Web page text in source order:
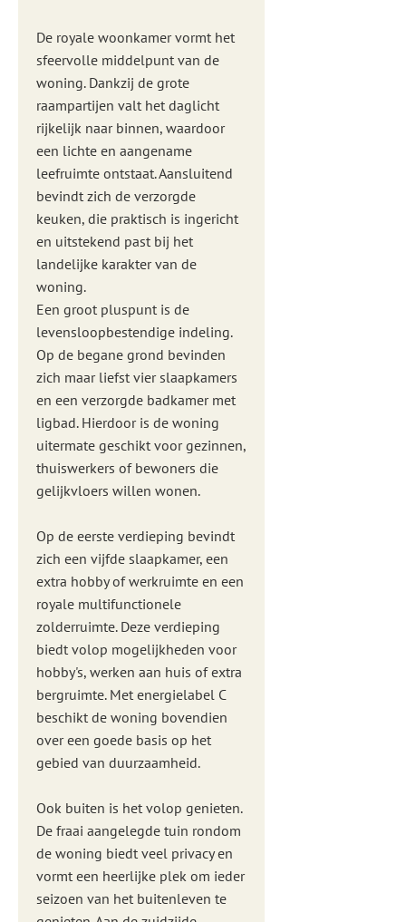
De royale woonkamer vormt het
sfeervolle middelpunt van de
woning. Dankzij de grote
raampartijen valt het daglicht
rijkelijk naar binnen, waardoor
een lichte en aangename
leefruimte ontstaat. Aansluitend
bevindt zich de verzorgde
keuken, die praktisch is ingericht
en uitstekend past bij het
landelijke karakter van de
woning.
Een groot pluspunt is de
levensloopbestendige indeling.
Op de begane grond bevinden
zich maar liefst vier slaapkamers
en een verzorgde badkamer met
ligbad. Hierdoor is de woning
uitermate geschikt voor gezinnen,
thuiswerkers of bewoners die
gelijkvloers willen wonen.
Op de eerste verdieping bevindt
zich een vijfde slaapkamer, een
extra hobby of werkruimte en een
royale multifunctionele
zolderruimte. Deze verdieping
biedt volop mogelijkheden voor
hobby's, werken aan huis of extra
bergruimte. Met energielabel C
beschikt de woning bovendien
over een goede basis op het
gebied van duurzaamheid.
Ook buiten is het volop genieten.
De fraai aangelegde tuin rondom
de woning biedt veel privacy en
vormt een heerlijke plek om ieder
seizoen van het buitenleven te